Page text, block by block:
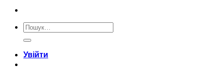
Шукати:
Увійти